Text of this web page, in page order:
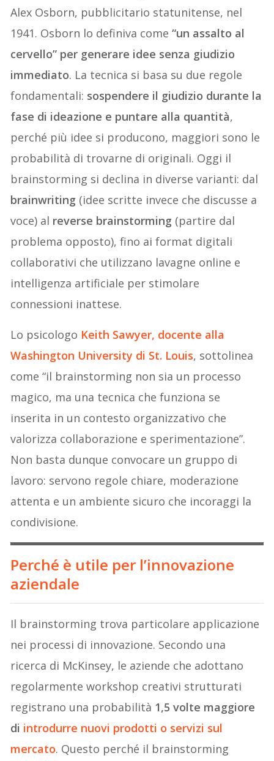
Alex Osborn, pubblicitario statunitense, nel
1941. Osborn lo definiva come“un assalto al
cervello” per generare idee senza giudizio
immediato. La tecnica si basa su due regole
fondamentali: sospendere il giudizio durante la
fase di ideazione e puntare alla quantità,
perché più idee si producono, maggiori sono le
probabilità di trovarne di originali. Oggi il
brainstorming si declina in diverse varianti: dal
brainwriting (idee scritte invece che discusse a
voce) al reverse brainstorming (partire dal
problema opposto), fino ai format digitali
collaborativi che utilizzano lavagne online e
intelligenza artificiale per stimolare
connessioni inattese.
Lo psicologo Keith Sawyer, docente alla
Washington University di St. Louis, sottolinea
come “il brainstorming non sia un processo
magico, ma una tecnica che funziona se
inserita in un contesto organizzativo che
valorizza collaborazione e sperimentazione”.
Non basta dunque convocare un gruppo di
lavoro: servono regole chiare, moderazione
attenta e un ambiente sicuro che incoraggi la
condivisione.
Perché è utile per l’innovazione
aziendale
Il brainstorming trova particolare applicazione
nei processi di innovazione. Secondo una
ricerca di McKinsey, le aziende che adottano
regolarmente workshop creativi strutturati
registrano una probabilità 1,5 volte maggiore
di introdurre nuovi prodotti o servizi sul
mercato. Questo perché il brainstorming